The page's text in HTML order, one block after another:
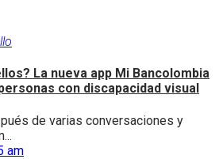
La nueva app Mi Bancolombia
con discapacidad visual
de varias conversaciones y
am